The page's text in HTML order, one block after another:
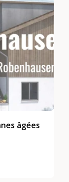
âgées